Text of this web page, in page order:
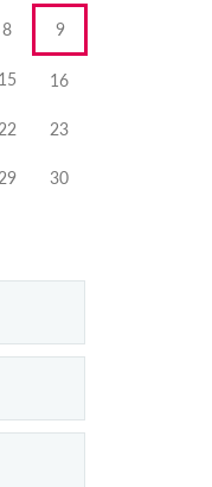
8 9
15 16
22 23
29 30